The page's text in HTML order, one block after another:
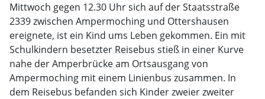
Mittwoch gegen 12.30 Uhr sich auf der Staatsstraße
2339 zwischen Ampermoching und Ottershausen
ereignete, ist ein Kind ums Leben gekommen. Ein mit
Schulkindern besetzter Reisebus stieß in einer Kurve
nahe der Amperbrücke am Ortsausgang von
Ampermoching mit einem Linienbus zusammen. In
dem Reisebus befanden sich Kinder zweier zweiter